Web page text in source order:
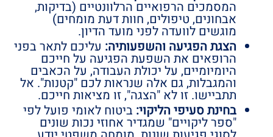
המסמכים הרפואיים הרלוונטיים (בדיקות,
אבחונים, טיפולים, חוות דעת מומחים)
מוגשים לוועדה לפני מועד הדיון.
הצגת הפגיעה והשפעותיה: עליכם לתאר בפני
הרופאים את השפעת הפגיעה על חייכם
היומיומיים, על יכולת העבודה, על הכאבים
והמגבלות, גם אלה שנראות לכם "קטנות". אל
תתביישו. זו לא "הצגה", זו מציאות חייכם.
בחינת סעיפי הליקוי: ביטוח לאומי פועל לפי
"ספר ליקויים" שמגדיר אחוזי נכות שונים